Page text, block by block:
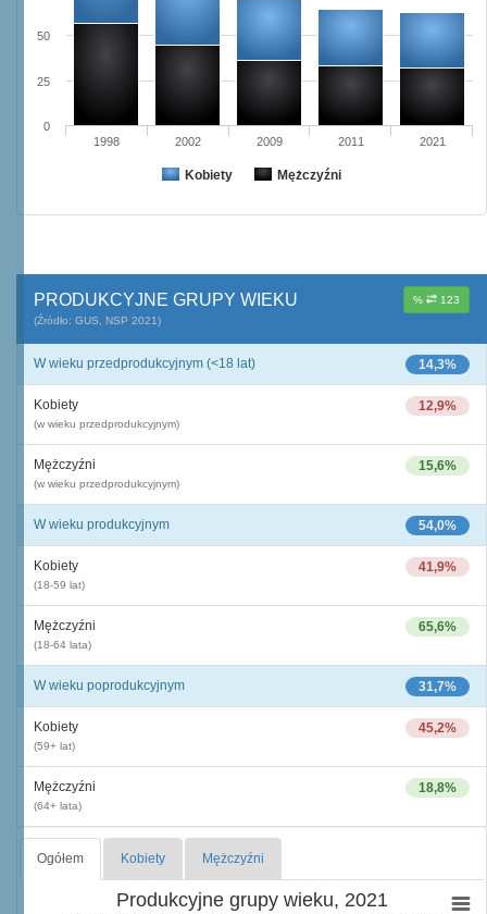
Kobiety Mężczyźni
1998 2002 2009 2011 2021
0
25
50
% 123
PRODUKCYJNE GRUPY WIEKU
(Źródło: GUS, NSP 2021)
14,3%
W wieku przedprodukcyjnym (<18 lat)
12,9%
Kobiety
(w wieku przedprodukcyjnym)
15,6%
Mężczyźni
(w wieku przedprodukcyjnym)
54,0%
W wieku produkcyjnym
41,9%
Kobiety
(18-59 lat)
65,6%
Mężczyźni
(18-64 lata)
31,7%
W wieku poprodukcyjnym
45,2%
Kobiety
(59+ lat)
18,8%
Mężczyźni
(64+ lata)
Ogółem Kobiety Mężczyźni
Produkcyjne grupy wieku, 2021